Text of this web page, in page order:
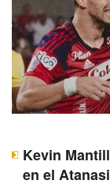
Kevin
en el